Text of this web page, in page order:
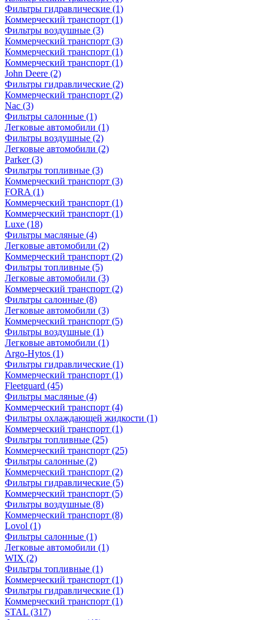
Фильтры гидравлические (1)
Коммерческий транспорт (1)
Фильтры воздушные (3)
Коммерческий транспорт (3)
Коммерческий транспорт (1)
Коммерческий транспорт (1)
John Deere (2)
Фильтры гидравлические (2)
Коммерческий транспорт (2)
Nac (3)
Фильтры салонные (1)
Легковые автомобили (1)
Фильтры воздушные (2)
Легковые автомобили (2)
Parker(3)
Фильтры топливные (3)
Коммерческий транспорт (3)
FORA (1)
Коммерческий транспорт (1)
Коммерческий транспорт (1)
Luxe (18)
Фильтры масляные (4)
Легковые автомобили (2)
Коммерческий транспорт (2)
Фильтры топливные (5)
Легковые автомобили (3)
Коммерческий транспорт (2)
Фильтры салонные (8)
Легковые автомобили (3)
Коммерческий транспорт (5)
Фильтры воздушные (1)
Легковые автомобили (1)
Argo-Hytos (1)
Фильтры гидравлические (1)
Коммерческий транспорт (1)
Fleetguard (45)
Фильтры масляные (4)
Коммерческий транспорт (4)
Фильтры охлаждающей жидкости (1)
Коммерческий транспорт (1)
Фильтры топливные (25)
Коммерческий транспорт (25)
Фильтры салонные (2)
Коммерческий транспорт (2)
Фильтры гидравлические (5)
Коммерческий транспорт (5)
Фильтры воздушные (8)
Коммерческий транспорт (8)
Lovol (1)
Фильтры салонные (1)
Легковые автомобили (1)
WIX (2)
Фильтры топливные (1)
Коммерческий транспорт (1)
Фильтры гидравлические (1)
Коммерческий транспорт (1)
STAL (317)